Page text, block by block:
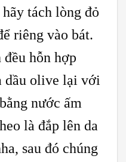
tách lòng đỏ
riêng vào bát.
đều hỗn hợp
dầu olive lại với
nước ấm
là đắp lên da
sau đó chúng